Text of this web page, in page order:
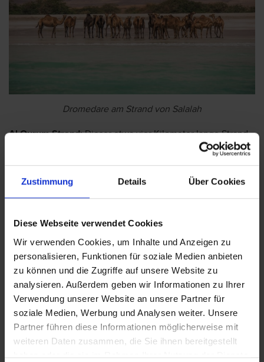
Zustimmung Details Über Cookies
Diese Webseite verwendet Cookies
Wir verwenden Cookies, um Inhalte und Anzeigen zu
personalisieren, Funktionen für soziale Medien anbieten
zu können und die Zugriffe auf unsere Website zu
analysieren. Außerdem geben wir Informationen zu Ihrer
Verwendung unserer Website an unsere Partner für
soziale Medien, Werbung und Analysen weiter. Unsere
Partner führen diese Informationen möglicherweise mit
weiteren Daten zusammen, die Sie ihnen bereitgestellt
haben oder die sie im Rahmen Ihrer Nutzung der Dienste
Dromedare am Strand von Salalah
Al Qurum Strand:Dieser etwa vier Kilometer lange Strand
ist ein beliebter Ort für erholsame Stunden. Er bietet
Restaurants und Bars entlang der Promenade.
Sand und kristallklarem Wasser, umgeben von Kokosnuss-
"Blowholes", die bei starkem Wellengang Wasserfontänen in
die Höhe schießen.
Beeindruckende Felsformationen, die aus
dem Wasser empor ragen, verleihen dem Strand eine
besondere Atmosphäre. Bei Sonnenlicht erstrahlen die
Felsen sogar in einem satten Orange und bieten somit den
perfekten Kontrast zum blauen Meer.